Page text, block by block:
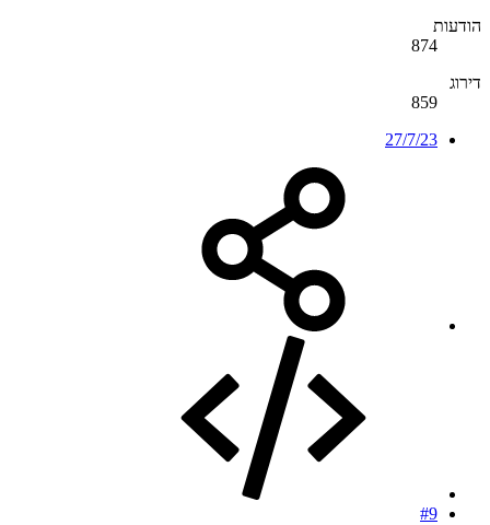
הודעות
874
דירוג
859
27/7/23
#9